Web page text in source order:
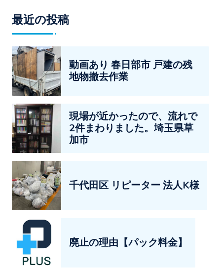
最近の投稿
動画あり 春日部市 戸建の残
地物撤去作業
現場が近かったので、流れで
2件まわりました。埼玉県草
加市
千代田区 リピーター 法人K様
廃止の理由【パック料金】